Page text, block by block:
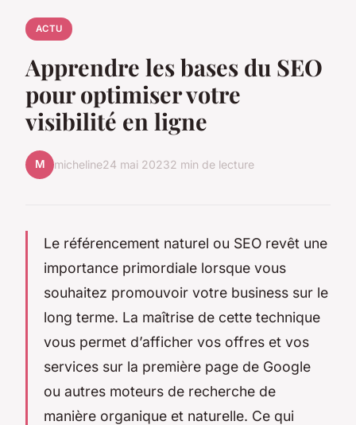
ACTU
Apprendre les bases du SEO
pour optimiser votre
visibilité en ligne
M micheline24 mai 20232 min de lecture
Le référencement naturel ou SEO revêt une
importance primordiale lorsque vous
souhaitez promouvoir votre business sur le
long terme. La maîtrise de cette technique
vous permet d’afficher vos offres et vos
services sur la première page de Google
ou autres moteurs de recherche de
manière organique et naturelle. Ce qui